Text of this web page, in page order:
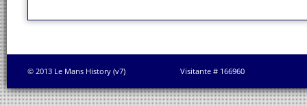
© 2013 Le Mans History (v7) Visitante # 166960